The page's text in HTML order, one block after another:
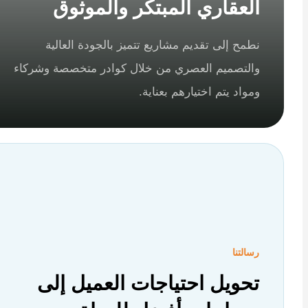
العقاري المبتكر والموثوق
نطمح إلى تقديم مشاريع تتميز بالجودة العالية
والتصميم العصري من خلال كوادر متخصصة وشركاء
ومواد يتم اختيارهم بعناية.
تحويل احتياجات العميل إلى